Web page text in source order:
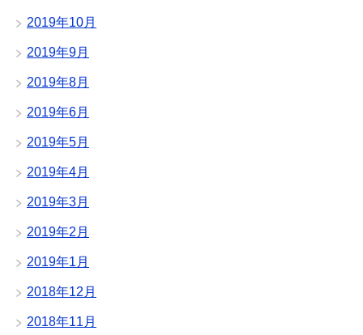
2019年10月
2019年9月
2019年8月
2019年6月
2019年5月
2019年4月
2019年3月
2019年2月
2019年1月
2018年12月
2018年11月